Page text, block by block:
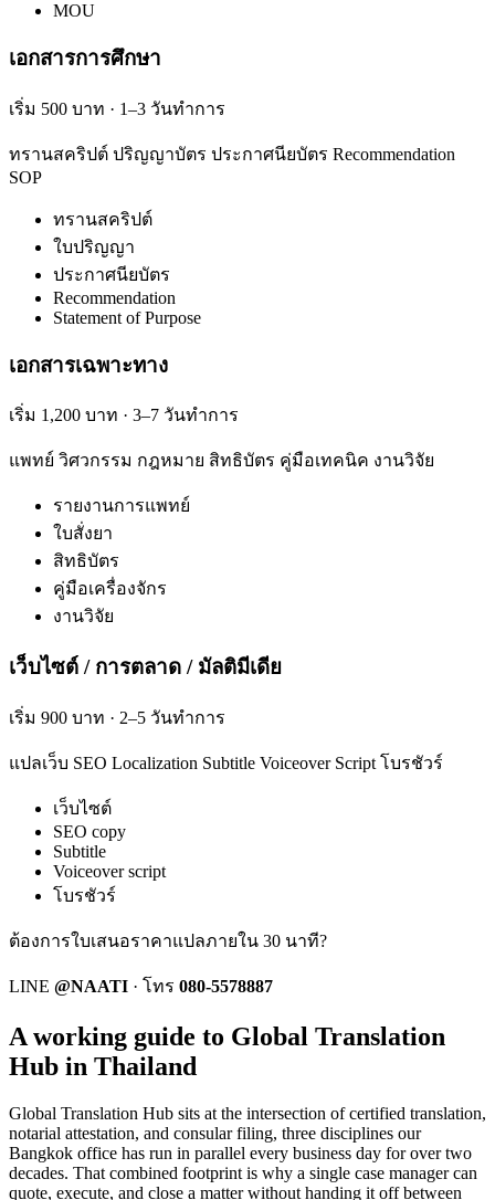
MOU
เอกสารการศึกษา
เริ่ม 500 บาท · 1–3 วันทำการ
ทรานสคริปต์ ปริญญาบัตร ประกาศนียบัตร Recommendation
SOP
ทรานสคริปต์
ใบปริญญา
ประกาศนียบัตร
Recommendation
Statement of Purpose
เอกสารเฉพาะทาง
เริ่ม 1,200 บาท · 3–7 วันทำการ
แพทย์ วิศวกรรม กฎหมาย สิทธิบัตร คู่มือเทคนิค งานวิจัย
รายงานการแพทย์
ใบสั่งยา
สิทธิบัตร
คู่มือเครื่องจักร
งานวิจัย
เว็บไซต์ / การตลาด / มัลติมีเดีย
เริ่ม 900 บาท · 2–5 วันทำการ
แปลเว็บ SEO Localization Subtitle Voiceover Script โบรชัวร์
เว็บไซต์
SEO copy
Subtitle
Voiceover script
โบรชัวร์
ต้องการใบเสนอราคาแปลภายใน 30 นาที?
LINE @NAATI · โทร 080-5578887
A working guide to Global Translation
Hub in Thailand
Global Translation Hub sits at the intersection of certified translation,
notarial attestation, and consular filing, three disciplines our
Bangkok office has run in parallel every business day for over two
decades. That combined footprint is why a single case manager can
quote, execute, and close a matter without handing it off between